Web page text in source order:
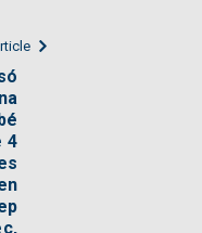
4